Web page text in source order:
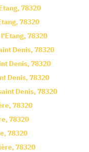
,78320
,78320
l'Etang,78320
Denis,78320
Denis,78320
Denis,78320
Denis,78320
,78320
,78320
,78320
,78320